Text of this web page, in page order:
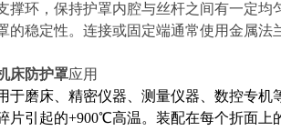
撑环，保持护罩内腔与丝杆之间有一定
的稳定性。连接或固定端通常使用金属法
床防护罩应用
于磨床、精密仪器、测量仪器、数控专
片引起的+900℃高温。装配在每个折面上